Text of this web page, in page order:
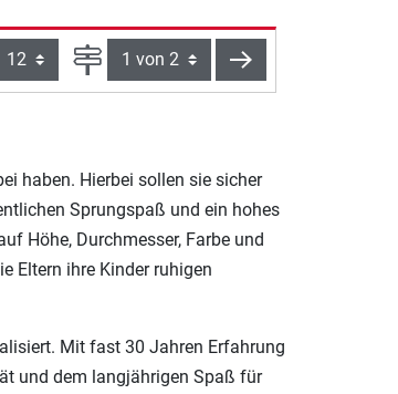
pro Seite: Seite weiter
haben. Hierbei sollen sie sicher
Sprungspaß und ein hohes
Höhe, Durchmesser, Farbe und
Eltern ihre Kinder ruhigen
Mit fast 30 Jahren Erfahrung
und dem langjährigen Spaß für